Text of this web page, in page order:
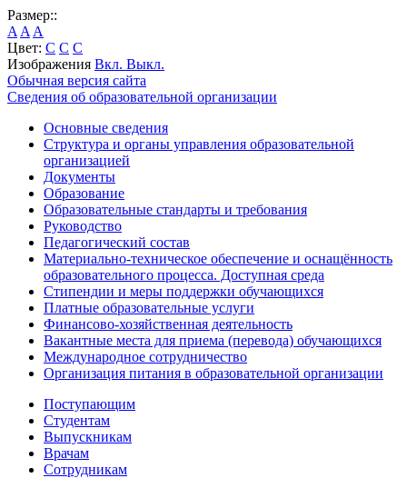
Размер::
A A A
Цвет: C C C
Изображения Вкл. Выкл.
Обычная версия сайта
Сведения об образовательной организации
Основные сведения
Структура и органы управления образовательной
организацией
Документы
Образование
Образовательные стандарты и требования
Руководство
Педагогический состав
Материально-техническое обеспечение и оснащённость
образовательного процесса. Доступная среда
Стипендии и меры поддержки обучающихся
Платные образовательные услуги
Финансово-хозяйственная деятельность
Вакантные места для приема (перевода) обучающихся
Международное сотрудничество
Организация питания в образовательной организации
Поступающим
Студентам
Выпускникам
Врачам
Сотрудникам